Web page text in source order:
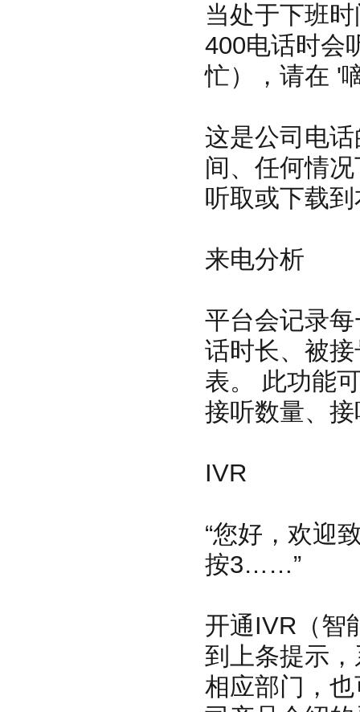
当处于下班
400电话时会
忙），请在 '
这是公司电
间、任何情
听取或下载
来电分析
平台会记录
话时长、被
表。 此功能
接听数量、
IVR
“您好，欢迎
按3……”
开通IVR（智
到上条提示
相应部门，